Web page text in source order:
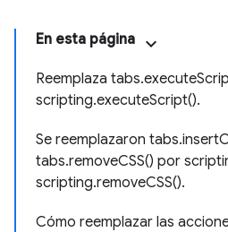
En esta página
Reemplaza
scripting.executeScript().
Se reemplazaron
tabs.removeCSS() por
scripting.removeCSS().
Cómo reemplazar las